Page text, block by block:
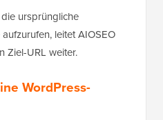
ursprüngliche
leitet AIOSEO
Ziel-URL weiter.
WordPress-